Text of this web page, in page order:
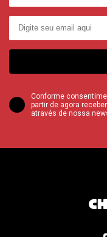
Conforme
partir de agora
através de nossa